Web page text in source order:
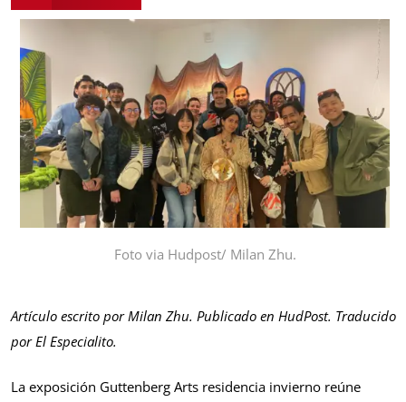
Foto via Hudpost/ Milan Zhu.
Artículo escrito por Milan Zhu. Publicado en HudPost. Traducido
por El Especialito.
La exposición Guttenberg Arts residencia invierno reúne